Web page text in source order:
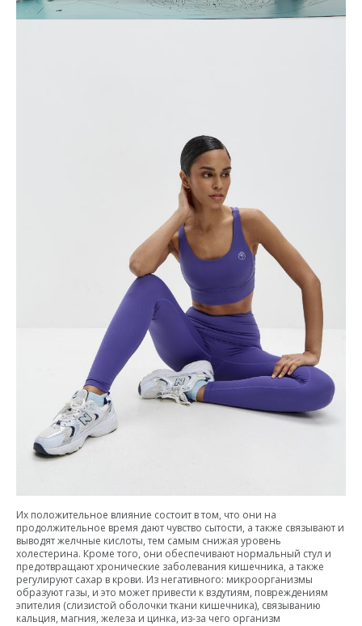
Их положительное влияние состоит в том, что они на
продолжительное время дают чувство сытости, а также связывают и
выводят желчные кислоты, тем самым снижая уровень
холестерина. Кроме того, они обеспечивают нормальный стул и
предотвращают хронические заболевания кишечника, а также
регулируют сахар в крови. Из негативного: микроорганизмы
образуют газы, и это может привести к вздутиям, повреждениям
эпителия (слизистой оболочки ткани кишечника), связыванию
кальция, магния, железа и цинка, из-за чего организм